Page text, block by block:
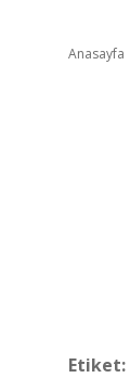
Anasayfa
Etiket: